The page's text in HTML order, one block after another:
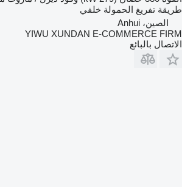
طريقة تفريغ الحمولة خلفي
الصين، Anhui
YIWU XUNDAN E-COMMERCE FIRM
الاتصال بالبائع